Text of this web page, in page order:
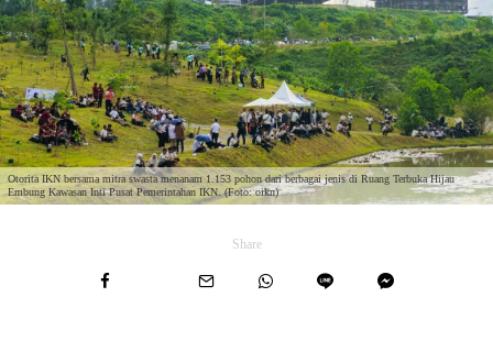
Otorita IKN bersama mitra swasta menanam 1.153 pohon dari berbagai jenis di Ruang Terbuka Hijau
Embung Kawasan Inti Pusat Pemerintahan IKN. (Foto: oikn)
Share